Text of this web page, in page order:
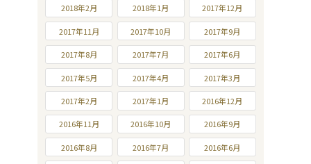
2018年2月 2018年1月 2017年12月
2017年11月 2017年10月 2017年9月
2017年8月 2017年7月 2017年6月
2017年5月 2017年4月 2017年3月
2017年2月 2017年1月 2016年12月
2016年11月 2016年10月 2016年9月
2016年8月 2016年7月 2016年6月